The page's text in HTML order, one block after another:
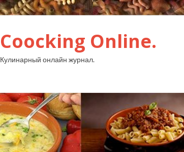
Coocking Online.
Кулинарный онлайн журнал.